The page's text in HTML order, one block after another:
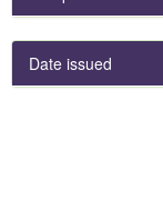
Date issued